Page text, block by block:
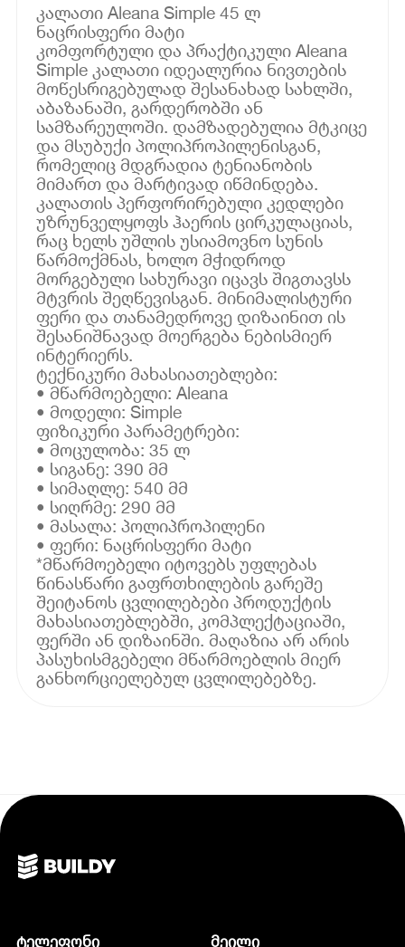
კალათი Aleana Simple 45 ლ
ნაცრისფერი მატი
კომფორტული და პრაქტიკული Aleana
Simple კალათი იდეალურია ნივთების
მოწესრიგებულად შესანახად სახლში,
აბაზანაში, გარდერობში ან
სამზარეულოში. დამზადებულია მტკიცე
და მსუბუქი პოლიპროპილენისგან,
რომელიც მდგრადია ტენიანობის
მიმართ და მარტივად იწმინდება.
კალათის პერფორირებული კედლები
უზრუნველყოფს ჰაერის ცირკულაციას,
რაც ხელს უშლის უსიამოვნო სუნის
წარმოქმნას, ხოლო მჭიდროდ
მორგებული სახურავი იცავს შიგთავსს
მტვრის შეღწევისგან. მინიმალისტური
ფერი და თანამედროვე დიზაინით ის
შესანიშნავად მოერგება ნებისმიერ
ინტერიერს.
ტექნიკური მახასიათებლები:
• მწარმოებელი: Aleana
• მოდელი: Simple
ფიზიკური პარამეტრები:
• მოცულობა: 35 ლ
• სიგანე: 390 მმ
• სიმაღლე: 540 მმ
• სიღრმე: 290 მმ
• მასალა: პოლიპროპილენი
• ფერი: ნაცრისფერი მატი
*მწარმოებელი იტოვებს უფლებას
წინასწარი გაფრთხილების გარეშე
შეიტანოს ცვლილებები პროდუქტის
მახასიათებლებში, კომპლექტაციაში,
ფერში ან დიზაინში. მაღაზია არ არის
პასუხისმგებელი მწარმოებლის მიერ
განხორციელებულ ცვლილებებზე.
ტელეფონი მეილი